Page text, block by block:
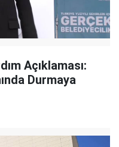
Açıklaması:
Durmaya